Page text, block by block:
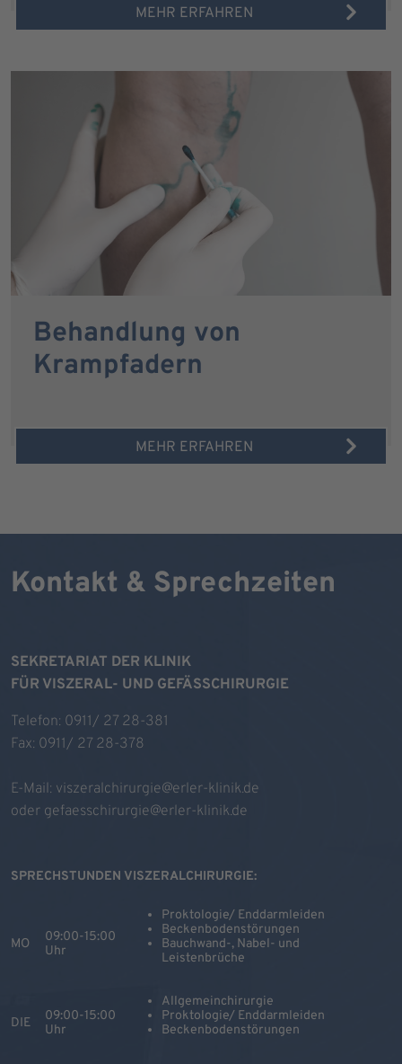
MEHR ERFAHREN
Behandlung von
Krampfadern
MEHR ERFAHREN
Kontakt & Sprechzeiten
SEKRETARIAT DER KLINIK
FÜR VISZERAL- UND GEFÄSSCHIRURGIE
Telefon: 0911/ 27 28-381
Fax: 0911/ 27 28-378
E-Mail: viszeralchirurgie@erler-klinik.de
oder gefaesschirurgie@erler-klinik.de
SPRECHSTUNDEN VISZERALCHIRURGIE:
MO
09:00-15:00
Uhr
Proktologie/ Enddarmleiden
Beckenbodenstörungen
Bauchwand-, Nabel- und
Leistenbrüche
DIE
09:00-15:00
Uhr
Allgemeinchirurgie
Proktologie/ Enddarmleiden
Beckenbodenstörungen